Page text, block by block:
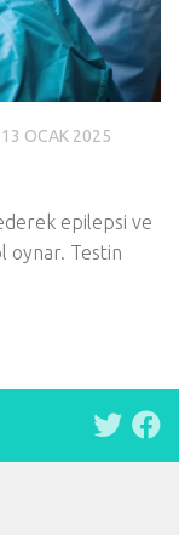
13 OCAK 2025
epilepsi ve
oynar. Testin